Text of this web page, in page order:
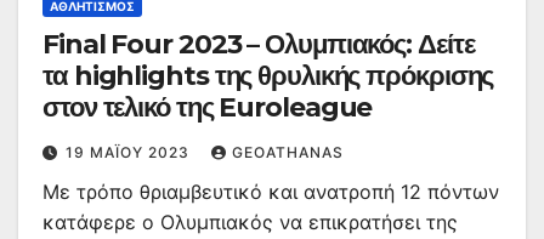
ΑΘΛΗΤΙΣΜΌΣ
Final Four 2023 – Ολυμπιακός: Δείτε
τα highlights της θρυλικής πρόκρισης
στον τελικό της Euroleague
19 ΜΑΪ́ΟΥ 2023 GEOATHANAS
Με τρόπο θριαμβευτικό και ανατροπή 12 πόντων
κατάφερε ο Ολυμπιακός να επικρατήσει της